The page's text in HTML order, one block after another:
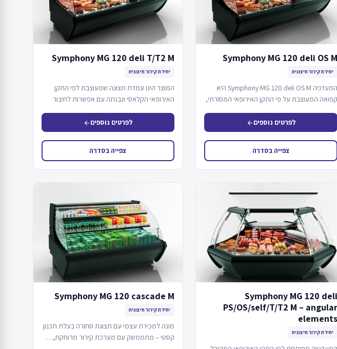
Symphony MG 120 deli OS M
יחידת קירור חיצונית
המעדניה Symphony MG 120 deli OS M היא
קפואה המעוצבת על פי התקן האירופאי המסורתי,
לפרטים נוספיםarrow_back
צפייה בסדרה
Symphony MG 120 deli T/T2 M
יחידת קירור חיצונית
המוצר הינו עמדת תצוגה שמעוצבת לפי התקן
האירופאי הקלאסי ונבנתה עם אפשרות לחיבור
לפרטים נוספיםarrow_back
צפייה בסדרה
Symphony MG 120 deli
PS/OS/self/T/T2 M – angular
elements
יחידת קירור חיצונית
Symphony MG 120 cascade M
יחידת קירור חיצונית
מונה למכירת עצמי עם תצוגת סחורה בעלת תכנון
קסטי – מתממשק עם מערכת קירור מרוחקת,…